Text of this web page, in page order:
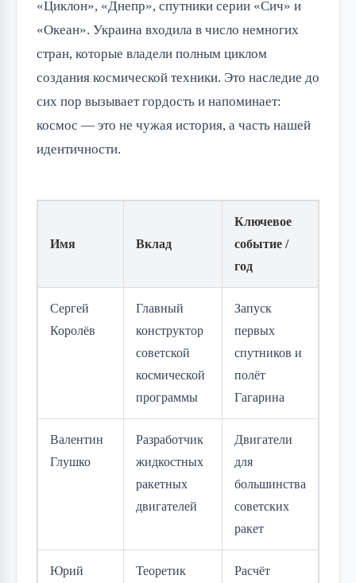
«Циклон», «Днепр», спутники серии «Сич» и
«Океан». Украина входила в число немногих
стран, которые владели полным циклом
создания космической техники. Это наследие до
сих пор вызывает гордость и напоминает:
космос — это не чужая история, а часть нашей
идентичности.
Имя Вклад
Ключевое
событие /
год
Сергей
Королёв
Главный
конструктор
советской
космической
программы
Запуск
первых
спутников и
полёт
Гагарина
Валентин
Глушко
Разработчик
жидкостных
ракетных
двигателей
Двигатели
для
большинства
советских
ракет
Юрий
Теоретик
Расчёт